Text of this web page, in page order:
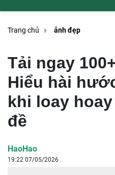
Trang chủ ảnh đẹp
Tải ngay
Hiểu hài
khi loay
đề
HaoHao
19:22 07/05/2026